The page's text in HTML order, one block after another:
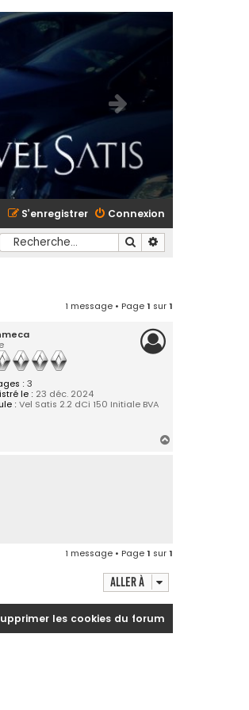
Connexion
S’enregistrer
Rechercher
1 message • Page1 sur1
: 3
le : 23 déc. 2024
: Vel Satis 2.2 dCi 150 Initiale BVA
1 message • Page1 sur1
Aller à
les cookies du forum